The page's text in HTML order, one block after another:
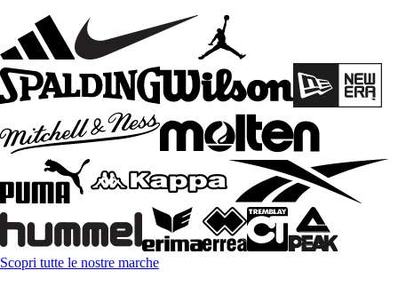
Scopri tutte le nostre marche